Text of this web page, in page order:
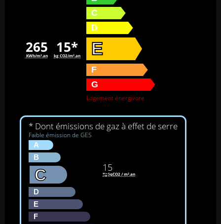
265
KWh/m².an 15*
kg CO2/m².an
C
D
E
F
G
Logement énergivore
* Dont émissions de gaz à effet de serre
Faible émission de GES
A
B
C
D
E
F
15
KgéqCO2 / m².an